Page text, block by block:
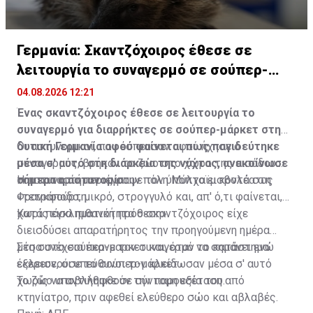
Γερμανία: Σκαντζόχοιρος έθεσε σε
λειτουργία το συναγερμό σε σούπερ-
μάρκετ
04.08.2026 12:21
Ένας σκαντζόχοιρος έθεσε σε λειτουργία το
συναγερμό για διαρρήκτες σε σούπερ-μάρκετ στη
δυτική Γερμανία αφού φαίνεται πως παγιδεύτηκε
μέσα σ' αυτό στη διάρκεια της νύχτας, ανακοίνωσε
σήμερα η αστυνομία.
Οι αστυνομικοί, που έσπευσαν αφού ήχησε ο
συναγερμός, βρήκαν το ζώο στο χώρο της εισόδου
του καταστήματος στην πόλη Μύλχαϊμ κοντά στη
Φρανκφούρτη.
Η αστυνομία περιέγραψε τον ύποπτο εισβολέα ως
«τετράποδο, μικρό, στρογγυλό και, απ' ό,τι φαίνεται,
χωρίς εγκληματική πρόθεση».
Κατά πάσα πιθανότητα ο σκαντζόχοιρος είχε
διεισδύσει απαρατήρητος την προηγούμενη ημέρα
μέσα στο σούπερ-μαρκετ και, όταν το κατάστημα
έκλεισε, οι υπεύθυνοι τον κλείδωσαν μέσα σ' αυτό
χωρίς να αντιληφθούν την παρουσία του.
Στη συνέχεια έκανε τον συναγερμό να σημάνει ενώ
εξερευνούσε το σούπερ-μάρκετ.
Το ζώο υποβλήθηκε σε σύντομη εξέταση από
κτηνίατρο, πριν αφεθεί ελεύθερο σώο και αβλαβές.